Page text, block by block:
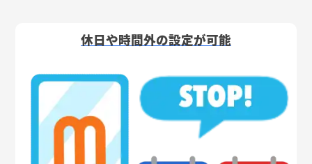
休日や時間外の設定が可能